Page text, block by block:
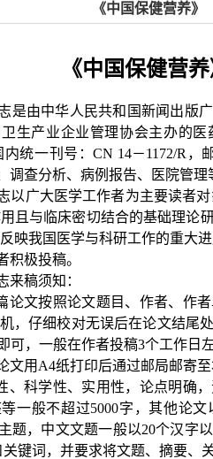
《中国保健营养》
《中国保健营
是由中华人民共和国新闻出版
生产业企业管理协会主办的
内统一刊号：CN 14－1172/R ，
调查分析、病例报告、医院管理
以广大医学工作者为主要读者
且与临床密切结合的基础理论
反映我国医学与科研工作的重大
积极投稿。
来稿须知：
论文按照论文题目、作者、作
，仔细校对无误后在论文结尾
可，一般在作者投稿3个工作日
文用 A4纸打印后通过邮局邮寄
、科学性、实用性，论点明确
一般不超过5000字，其他论文
题，中文文题一般以20个汉字
键词，并要求将文题、摘要、